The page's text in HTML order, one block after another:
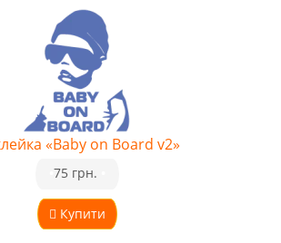
«Baby on Board v2»
Купити
75 грн.